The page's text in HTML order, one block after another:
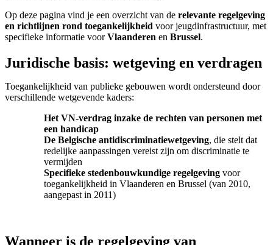
Op deze pagina vind je een overzicht van de relevante regelgeving
en richtlijnen rond toegankelijkheid voor jeugdinfrastructuur, met
specifieke informatie voorVlaanderen en Brussel.
Juridische basis: wetgeving en verdragen
Toegankelijkheid van publieke gebouwen wordt ondersteund door
verschillende wetgevende kaders:
Het VN-verdrag inzake de rechten van personen met
een handicap
De Belgische antidiscriminatiewetgeving, die stelt dat
redelijke aanpassingen vereist zijn om discriminatie te
vermijden
Specifieke stedenbouwkundige regelgeving voor
toegankelijkheid in Vlaanderen en Brussel (van 2010,
aangepast in 2011)
Wanneer is de regelgeving van